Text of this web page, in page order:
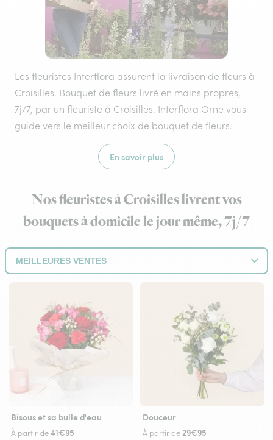
Les fleuristes Interflora assurent la livraison de fleurs à
Croisilles. Bouquet de fleurs livré en mains propres,
7j/7, par un fleuriste à Croisilles. Interflora Orne vous
guide vers le meilleur choix de bouquet de fleurs.
En savoir plus
Nos fleuristes à Croisilles livrent vos
bouquets à domicile le jour même, 7j/7
Bisous et sa bulle d'eau
À partir de41€95
Douceur
À partir de29€95